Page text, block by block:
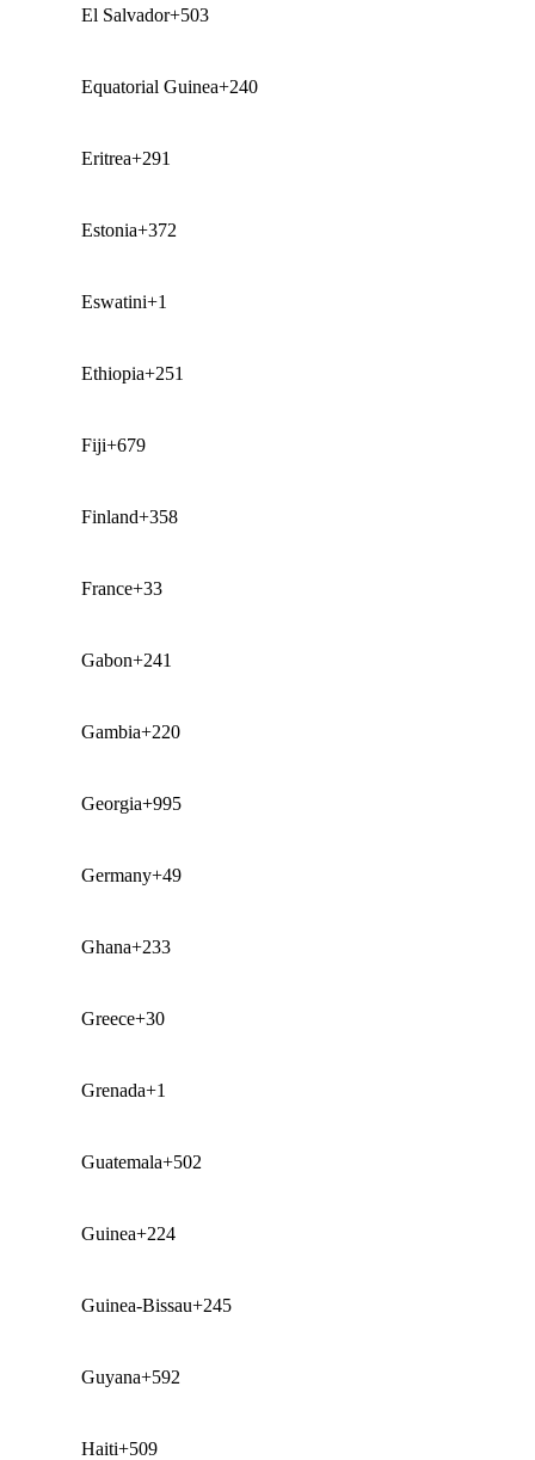
El Salvador+503
Equatorial Guinea+240
Eritrea+291
Estonia+372
Eswatini+1
Ethiopia+251
Fiji+679
Finland+358
France+33
Gabon+241
Gambia+220
Georgia+995
Germany+49
Ghana+233
Greece+30
Grenada+1
Guatemala+502
Guinea+224
Guinea-Bissau+245
Guyana+592
Haiti+509